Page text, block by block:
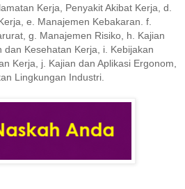
Kerja, Penyakit Akibat Kerja, d.
e. Manajemen Kebakaran. f.
g. Manajemen Risiko, h. Kajian
dan Kesehatan Kerja, i. Kebijakan
Kerja, j. Kajian dan Aplikasi Ergonom,
Lingkungan Industri.